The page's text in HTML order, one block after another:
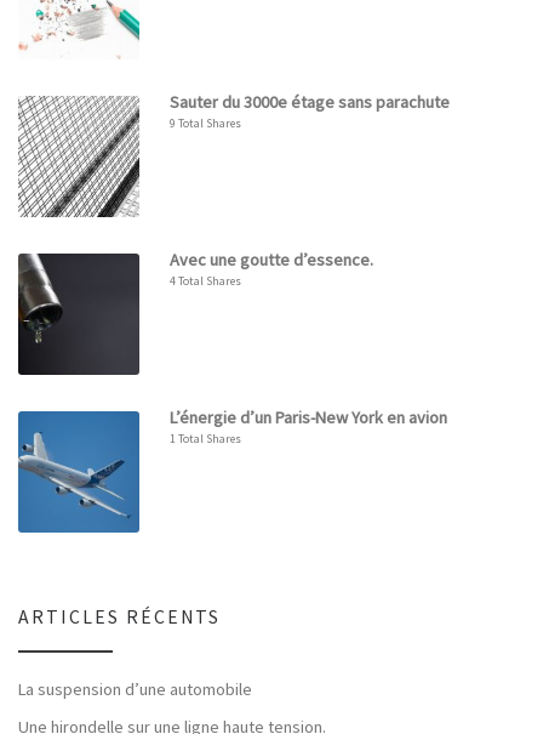
Sauter du 3000e étage sans parachute
9 Total Shares
Avec une goutte d’essence.
4 Total Shares
L’énergie d’un Paris-New York en avion
1 Total Shares
ARTICLES RÉCENTS
La suspension d’une automobile
Une hirondelle sur une ligne haute tension.